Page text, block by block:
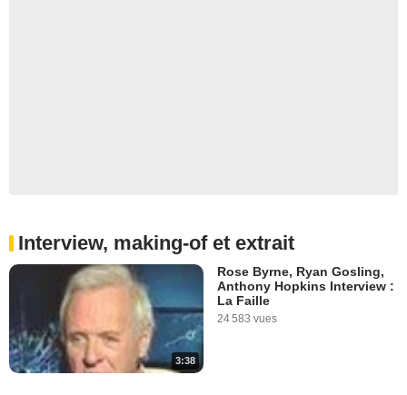
Interview, making-of et extrait
3:38
Rose Byrne, Ryan Gosling,
Anthony Hopkins Interview :
La Faille
24 583 vues